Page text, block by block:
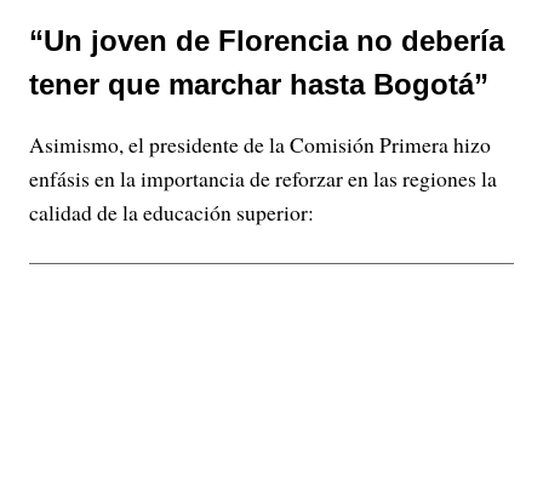
“Un joven de Florencia no debería
tener que marchar hasta Bogotá”
Asimismo, el presidente de la Comisión Primera hizo
enfásis en la importancia de reforzar en las regiones la
calidad de la educación superior: